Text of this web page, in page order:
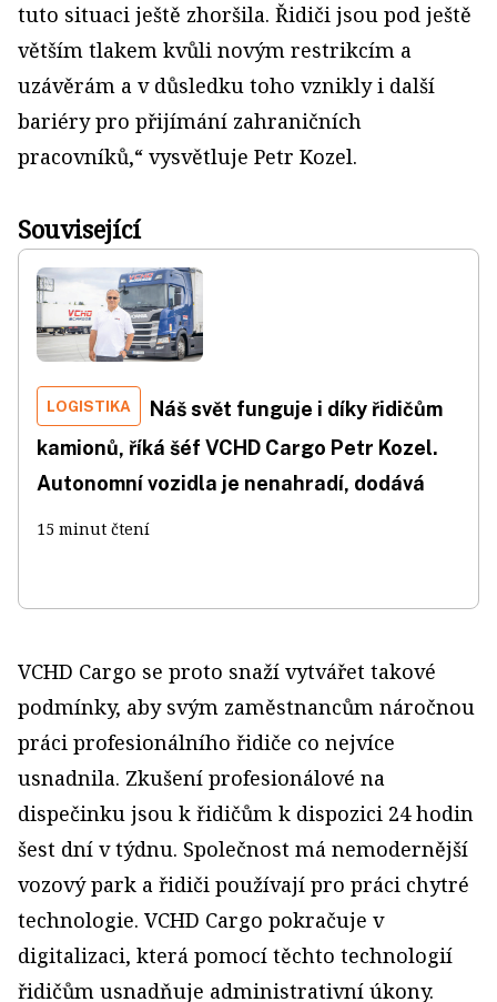
tuto situaci ještě zhoršila. Řidiči jsou pod ještě
větším tlakem kvůli novým restrikcím a
uzávěrám a v důsledku toho vznikly i další
bariéry pro přijímání zahraničních
pracovníků,“ vysvětluje Petr Kozel.
Související
LOGISTIKA
Náš svět funguje i díky řidičům
kamionů, říká šéf VCHD Cargo Petr Kozel.
Autonomní vozidla je nenahradí, dodává
15 minut čtení
VCHD Cargo se proto snaží vytvářet takové
podmínky, aby svým zaměstnancům náročnou
práci profesionálního řidiče co nejvíce
usnadnila. Zkušení profesionálové na
dispečinku jsou k řidičům k dispozici 24 hodin
šest dní v týdnu. Společnost má nemodernější
vozový park a řidiči používají pro práci chytré
technologie. VCHD Cargo pokračuje v
digitalizaci, která pomocí těchto technologií
řidičům usnadňuje administrativní úkony.